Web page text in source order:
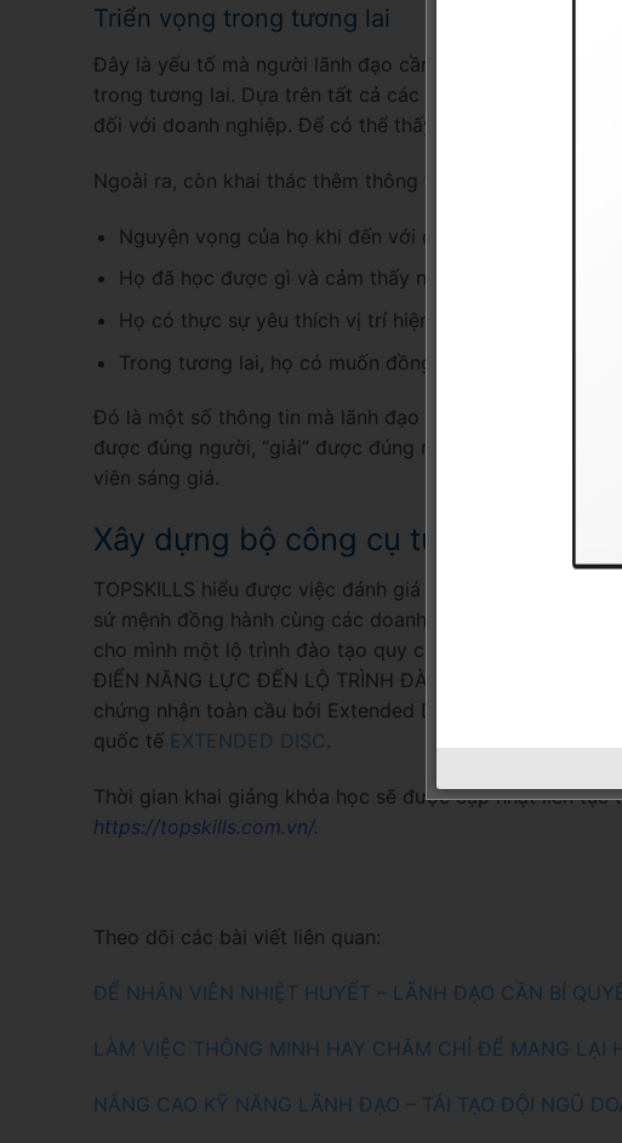
Triển vọng trong tương lai
Đây là yếu tố mà người lãnh đạo cần có tầm nhìn xa
trong tương lai. Dựa trên tất cả các yếu tố kể trên: thái
đối với doanh nghiệp. Để có thể thấy được thành viên
Ngoài ra, còn khai thác thêm thông tin mà họ còn
Nguyện vọng của họ khi đến với công ty là gì?
Họ đã học được gì và cảm thấy như thế nào về công
Họ có thực sự yêu thích vị trí hiện tại hay còn gặp
Trong tương lai, họ có muốn đồng hành lâu dài với
Đó là một số thông tin mà lãnh đạo có thể khai thác
được đúng người, “giải” được đúng nhu cầu của ứng
viên sáng giá.
Xây dựng bộ công cụ từ điển năng
TOPSKILLS hiểu được việc đánh giá năng lực đội ngũ
sứ mệnh đồng hành cùng các doanh nghiệp để kiến tạo
cho mình một lộ trình đào tạo quy chuẩn và hiệu quả. Đó
ĐIỂN NĂNG LỰC ĐẾN LỘ TRÌNH ĐÀO TẠO ra đời. Khóa
chứng nhận toàn cầu bởi Extended DISC (Hoa Kỳ). Và
quốc tế EXTENDED DISC .
Thời gian khai giảng khóa học sẽ được cập nhật liên tục
https://topskills.com.vn/.
Theo dõi các bài viết liên quan:
ĐỂ NHÂN VIÊN NHIỆT HUYẾT – LÃNH ĐẠO CẦN BÍ
LÀM VIỆC THÔNG MINH HAY CHĂM CHỈ ĐỂ MANG LẠI
NÂNG CAO KỸ NĂNG LÃNH ĐẠO – TÁI TẠO ĐỘI NGŨ